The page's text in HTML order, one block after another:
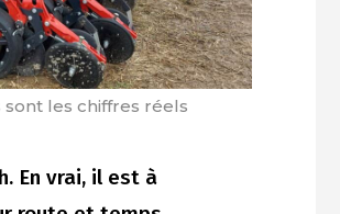
les chiffres réels
En vrai, il est à